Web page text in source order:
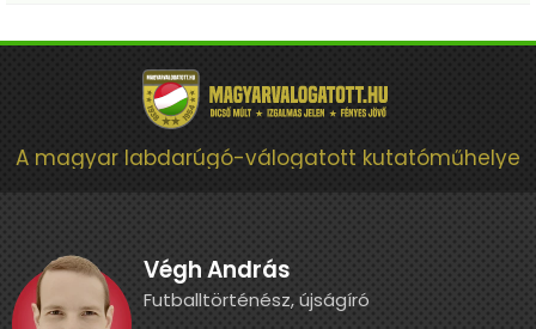
A magyar labdarúgó-válogatott kutatóműhelye
Végh András
Futballtörténész, újságíró